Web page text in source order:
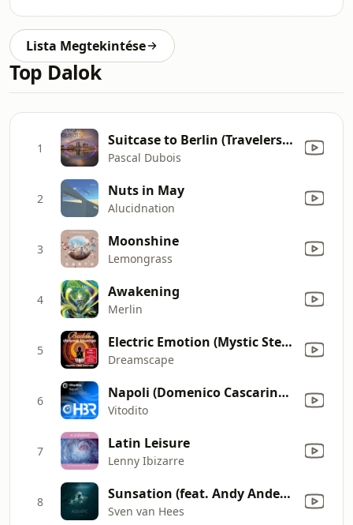
Lista Megtekintése
Top Dalok
1 Suitcase to Berlin (Travelers Cut)
Pascal Dubois
2 Nuts in May
Alucidnation
3 Moonshine
Lemongrass
4 Awakening
Merlin
5 Electric Emotion (Mystic Steps Mix)
Dreamscape
6 Napoli (Domenico Cascarino & Luca Lombardi Remix)
Vitodito
7 Latin Leisure
Lenny Ibizarre
8 Sunsation (feat. Andy Anderson)
Sven van Hees